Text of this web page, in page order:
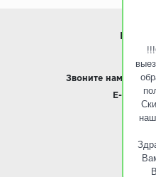
Звоните нам: 8
E-mail:
О
О